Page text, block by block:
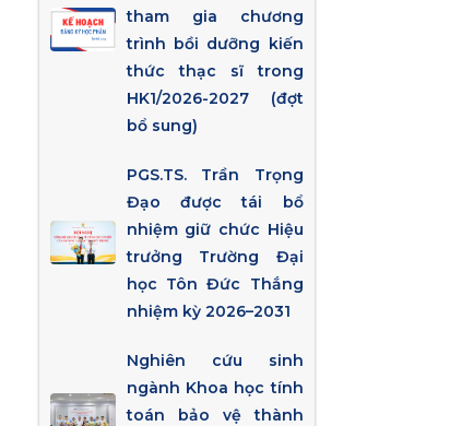
tham gia chương
trình bồi dưỡng kiến
thức thạc sĩ trong
HK1/2026-2027 (đợt
bổ sung)
PGS.TS. Trần Trọng
Đạo được tái bổ
nhiệm giữ chức Hiệu
trưởng Trường Đại
học Tôn Đức Thắng
nhiệm kỳ 2026–2031
Nghiên cứu sinh
ngành Khoa học tính
toán bảo vệ thành